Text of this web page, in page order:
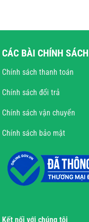
CÁC BÀI CHÍNH SÁCH
Chính sách thanh toán
Chính sách đổi trả
Chính sách vận chuyển
Chính sách bảo mật
Kết nối với chúng tôi